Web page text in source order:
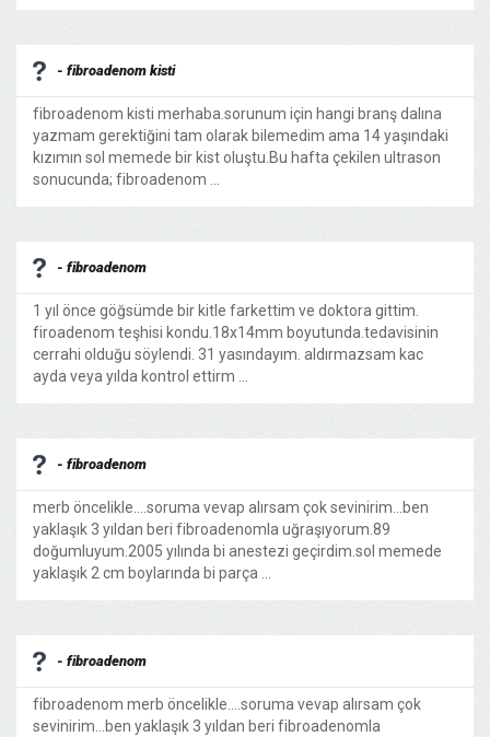
- fibroadenom kisti
fibroadenom kisti merhaba.sorunum için hangi branş dalına
yazmam gerektiğini tam olarak bilemedim ama 14 yaşındaki
kızımın sol memede bir kist oluştu.Bu hafta çekilen ultrason
sonucunda; fibroadenom ...
- fibroadenom
1 yıl önce göğsümde bir kitle farkettim ve doktora gittim.
firoadenom teşhisi kondu.18x14mm boyutunda.tedavisinin
cerrahi olduğu söylendi. 31 yasındayım. aldırmazsam kac
ayda veya yılda kontrol ettirm ...
- fibroadenom
merb öncelikle....soruma vevap alırsam çok sevinirim...ben
yaklaşık 3 yıldan beri fibroadenomla uğraşıyorum.89
doğumluyum.2005 yılında bi anestezi geçirdim.sol memede
yaklaşık 2 cm boylarında bi parça ...
- fibroadenom
fibroadenom merb öncelikle....soruma vevap alırsam çok
sevinirim...ben yaklaşık 3 yıldan beri fibroadenomla